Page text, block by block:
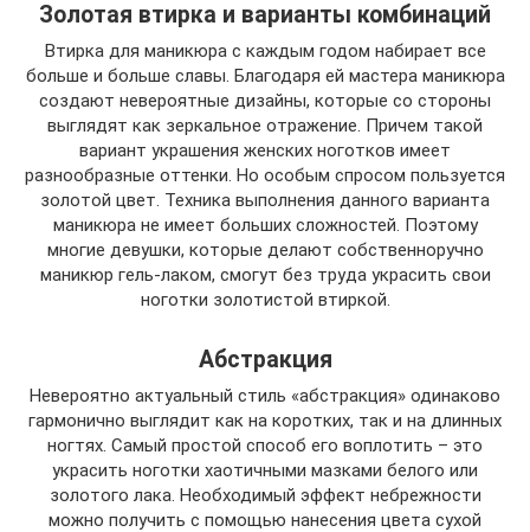
Золотая втирка и варианты комбинаций
Втирка для маникюра с каждым годом набирает все
больше и больше славы. Благодаря ей мастера маникюра
создают невероятные дизайны, которые со стороны
выглядят как зеркальное отражение. Причем такой
вариант украшения женских ноготков имеет
разнообразные оттенки. Но особым спросом пользуется
золотой цвет. Техника выполнения данного варианта
маникюра не имеет больших сложностей. Поэтому
многие девушки, которые делают собственноручно
маникюр гель-лаком, смогут без труда украсить свои
ноготки золотистой втиркой.
Абстракция
Невероятно актуальный стиль «абстракция» одинаково
гармонично выглядит как на коротких, так и на длинных
ногтях. Самый простой способ его воплотить – это
украсить ноготки хаотичными мазками белого или
золотого лака. Необходимый эффект небрежности
можно получить с помощью нанесения цвета сухой